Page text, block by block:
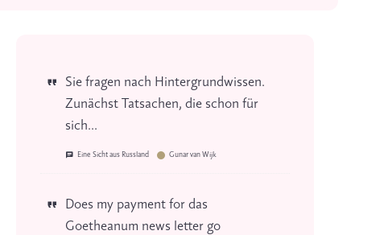
Sie fragen nach Hintergrundwissen.
Zunächst Tatsachen, die schon für
sich...
Eine Sicht aus Russland Gunar van Wijk
Does my payment for das
Goetheanum news letter go